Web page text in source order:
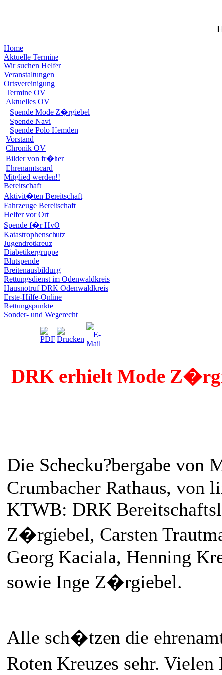
Home
Aktuelle Termine
Wir suchen Helfer
Veranstaltungen
Ortsvereinigung
Termine OV
Aktuelles OV
Spende Mode Z�rgiebel
Spende Navi
Spende Polo Hemden
Vorstand
Chronik OV
Bilder von fr�her
Ehrenamtscard
Mitglied werden!!
Bereitschaft
Aktivit�ten Bereitschaft
Fahrzeuge Bereitschaft
Helfer vor Ort
Spende f�r HvO
Katastrophenschutz
Jugendrotkreuz
Diabetikergruppe
Blutspende
Breitenausbildung
Rettungsdienst im Odenwaldkreis
Hausnotruf DRK Odenwaldkreis
Erste-Hilfe-Online
Rettungspunkte
Sonder- und Wegerecht
DRK erhielt Mode
Die Schecku?bergabe
Crumbacher Rathaus, von
KTWB: DRK
Z�rgiebel, Carsten
Georg Kaciala, Henning
sowie Inge Z�rgiebel.
Alle sch�tzen die
Roten Kreuzes sehr.